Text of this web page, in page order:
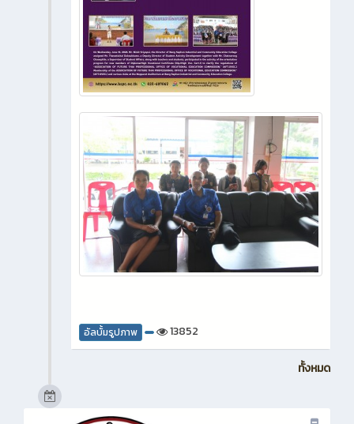
อัลบั้มรูปภาพ 13852
ทั้งหมด